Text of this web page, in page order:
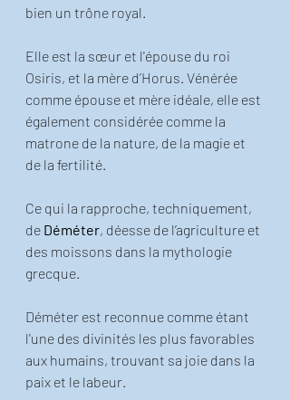
bien un trône royal.
Elle est la sœur et l'épouse du roi
Osiris, et la mère d’Horus. Vénérée
comme épouse et mère idéale, elle est
également considérée comme la
matrone de la nature, de la magie et
de la fertilité.
Ce qui la rapproche, techniquement,
de Déméter, déesse de l’agriculture et
des moissons dans la mythologie
grecque.
Déméter est reconnue comme étant
l'une des divinités les plus favorables
aux humains, trouvant sa joie dans la
paix et le labeur.